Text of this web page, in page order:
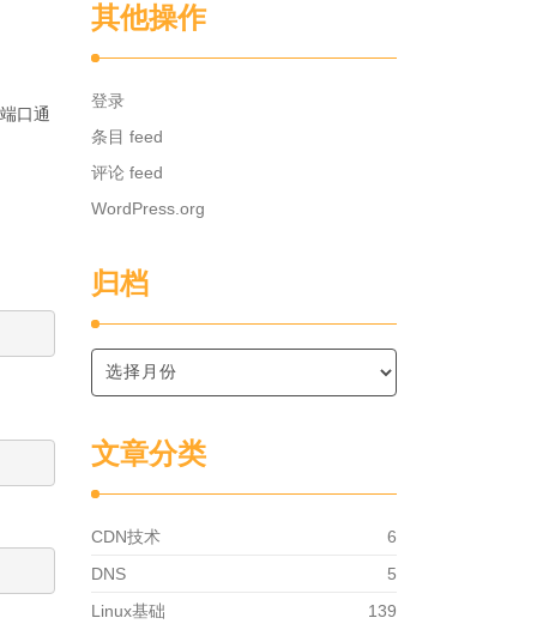
口通
其他操作
登录
条目 feed
评论 feed
WordPress.org
归档
文章分类
CDN技术
6
DNS
5
Linux基础
139